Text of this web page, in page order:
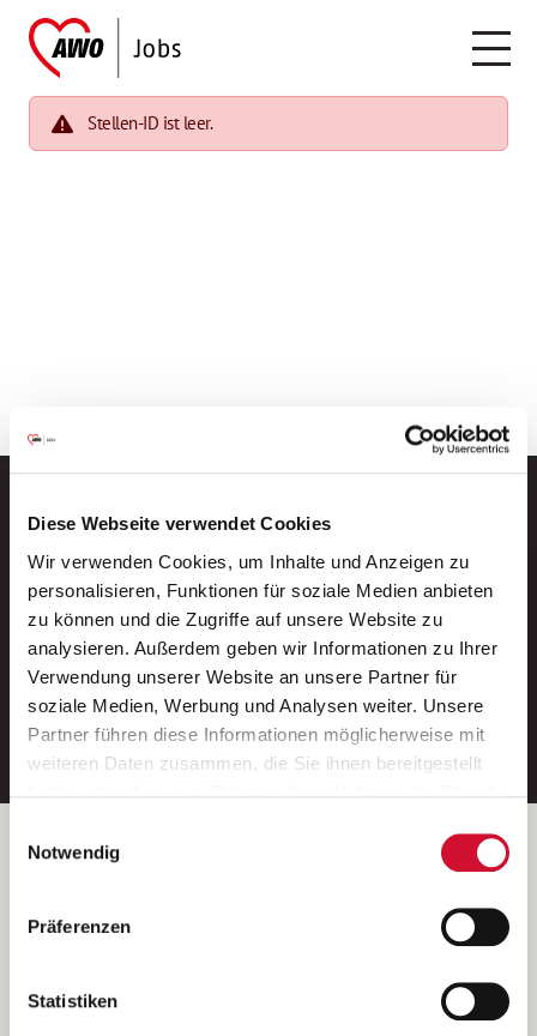
Diese Webseite verwendet Cookies
Wir verwenden Cookies, um Inhalte und Anzeigen zu
personalisieren, Funktionen für soziale Medien anbieten
zu können und die Zugriffe auf unsere Website zu
analysieren. Außerdem geben wir Informationen zu Ihrer
Verwendung unserer Website an unsere Partner für
soziale Medien, Werbung und Analysen weiter. Unsere
Partner führen diese Informationen möglicherweise mit
weiteren Daten zusammen, die Sie ihnen bereitgestellt
Wenn Sie auf „Cookies zulassen“ klicken, so stimmen
Sie der Speicherung sämtlicher Cookies zu. Sie können
Ihre Einwilligung selbstverständlich jederzeit widerrufen,
indem Sie die Cookie-Einstellungen aufrufen und diese
unsererDatenschutzerklärung
Notwendig
Präferenzen
Statistiken
Stellen-ID ist leer.
Neue Stellen per E-Mail.
Ein kostenloser Service von AWO
Jobs.
E-Mail-Adresse eintragen
Betreiber der Webseite
Kantstraße 45a
(Ein Tochterunternehmen des AWO Bezirksverbandes Unterfranken
e.V.)